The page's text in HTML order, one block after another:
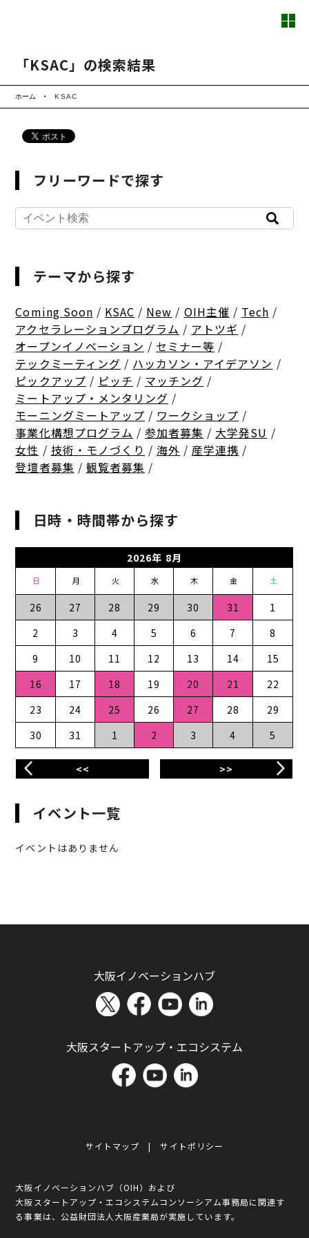
「KSAC」の検索結果
ホーム KSAC
フリーワードで探す
テーマから探す
Coming Soon / KSAC / New / OIH主催 / Tech /
アクセラレーションプログラム / アトツギ /
オープンイノベーション / セミナー等 /
テックミーティング / ハッカソン・アイデアソン /
ピックアップ / ピッチ / マッチング /
ミートアップ・メンタリング /
モーニングミートアップ / ワークショップ /
事業化構想プログラム / 参加者募集 / 大学発SU /
女性 / 技術・モノづくり / 海外 / 産学連携 /
登壇者募集 / 観覧者募集 /
日時・時間帯から探す
<<
2026年 8月
>>
日 月 火 水 木 金 土
26 27 28 29 30 31
1
2
3 4 5 6 7
8
9
10 11 12 13 14
15
16
17 18 19 20 21
22
23
24 25 26 27 28
29
30
31 1 2 3 4 5
イベント一覧
イベントはありません
大阪イノベーションハブ
大阪スタートアップ・エコシステム
サイトマップ サイトポリシー
大阪イノベーションハブ（OIH）および
大阪スタートアップ・エコシステムコンソーシアム事務局に関連す
る事業は、公益財団法人大阪産業局が実施しています。